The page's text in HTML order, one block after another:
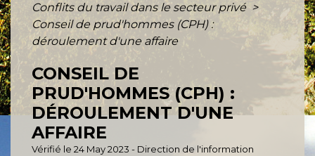
Conflits du travail dans le secteur privé >
Conseil de prud'hommes (CPH) :
déroulement d'une affaire
CONSEIL DE
PRUD'HOMMES (CPH) :
DÉROULEMENT D'UNE
AFFAIRE
Vérifié le 24 May 2023 - Direction de l'information